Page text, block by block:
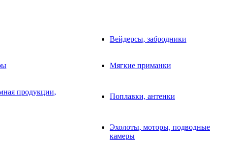
Вейдерсы, забродники
Мягкие приманки
продукции,
Поплавки, антенки
Эхолоты, моторы, подводные
камеры